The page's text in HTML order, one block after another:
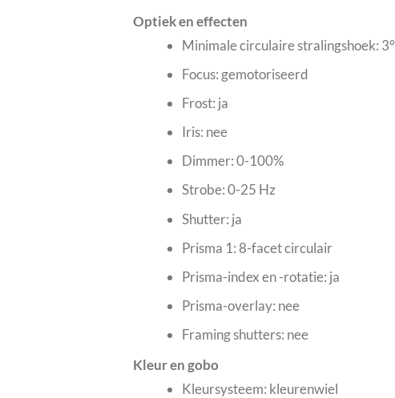
Optiek en effecten
Minimale circulaire stralingshoek: 3°
Focus: gemotoriseerd
Frost: ja
Iris: nee
Dimmer: 0-100%
Strobe: 0-25 Hz
Shutter: ja
Prisma 1: 8-facet circulair
Prisma-index en -rotatie: ja
Prisma-overlay: nee
Framing shutters: nee
Kleur en gobo
Kleursysteem: kleurenwiel